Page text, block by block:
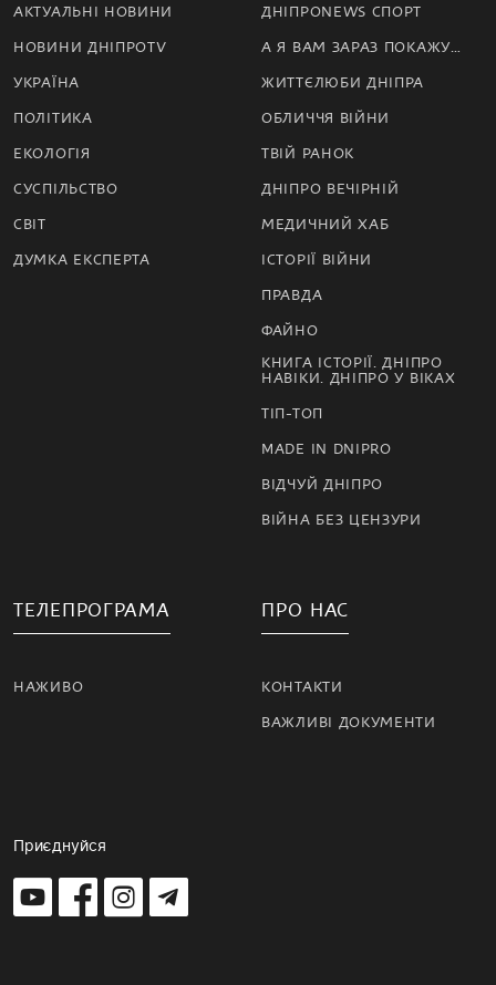
АКТУАЛЬНІ НОВИНИ
НОВИНИ ДНІПРОTV
УКРАЇНА
ПОЛІТИКА
ЕКОЛОГІЯ
СУСПІЛЬСТВО
СВІТ
ДУМКА ЕКСПЕРТА
ДНІПРОNEWS СПОРТ
А Я ВАМ ЗАРАЗ ПОКАЖУ…
ЖИТТЄЛЮБИ ДНІПРА
ОБЛИЧЧЯ ВІЙНИ
ТВІЙ РАНОК
ДНІПРО ВЕЧІРНІЙ
МЕДИЧНИЙ ХАБ
ІСТОРІЇ ВІЙНИ
ПРАВДА
ФАЙНО
КНИГА ІСТОРІЇ. ДНІПРО
НАВІКИ. ДНІПРО У ВІКАХ
ТІП-ТОП
MADE IN DNIPRO
ВІДЧУЙ ДНІПРО
ВІЙНА БЕЗ ЦЕНЗУРИ
ТЕЛЕПРОГРАМА
НАЖИВО
ПРО НАС
КОНТАКТИ
ВАЖЛИВІ ДОКУМЕНТИ
Приєднуйся